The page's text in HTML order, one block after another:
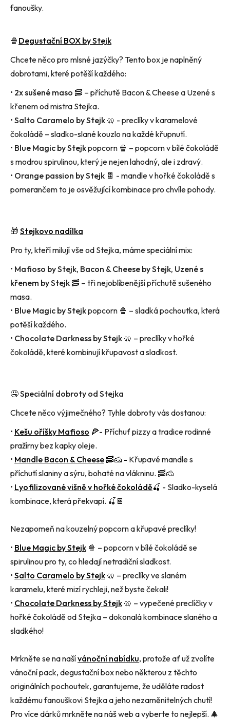
fanoušky.
🍿 Degustační BOX byStejk
Chcete něco pro mlsné jazýčky? Tento box je naplněný
dobrotami, které potěší každého:
• 2x sušené maso 🥓 – příchutě Bacon & Cheese a Uzené s
křenem od mistra Stejka.
• Salto Caramelo by Stejk 🥨 - preclíky v karamelové
čokoládě – sladko-slané kouzlo na každé křupnutí.
• Blue Magic by Stejkpopcorn 🍿 – popcorn v bílé čokoládě
s modrouspirulinou, který je nejen lahodný, ale i zdravý.
• Orange passion by Stejk 🍫 - mandle v hořké čokoládě s
pomerančem to jeosvěžující kombinace pro chvíle pohody.
🎁 Stejkovo nadílka
Pro ty, kteří milují vše od Stejka, máme speciální mix:
• Mafioso by Stejk, Bacon & Cheese by Stejk, Uzené s
křenem by Stejk 🥓 – tři nejoblíbenější příchutě sušeného
masa.
• Blue Magic by Stejkpopcorn 🍿 – sladká pochoutka, která
potěší každého.
• Chocolate Darkness by Stejk 🥨 – preclíky v hořké
čokoládě, které kombinují křupavost a sladkost.
🤤 Speciální dobroty od Stejka
Chcete něco výjimečného? Tyhle dobroty vás dostanou:
• Kešu oříšky Mafioso 🍕- Příchuť pizzy a tradice rodinné
pražírny bez kapky oleje.
• Mandle Bacon & Cheese 🥓🧀 - Křupavé mandle s
příchutí slaniny a sýru, bohaté na vlákninu. 🥓🧀
• Lyofilizované višně v hořké čokoládě🍒 - Sladko-kyselá
kombinace, která překvapí. 🍒🍫
Nezapomeň na kouzelný popcorn a křupavé preclíky!
• Blue Magic byStejk 🍿 – popcorn v bílé čokoládě se
spirulinoupro ty, co hledají netradiční sladkost.
• Salto Caramelo by Stejk 🥨 – preclíky ve slaném
karamelu, které mizí rychleji, než byste čekali!
• Chocolate Darkness by Stejk 🥨 – vypečené preclíčky v
hořké čokoládě od Stejka – dokonalá kombinace slaného a
sladkého!
Mrkněte se na našívánoční nabídku, protože ať už zvolíte
vánočnípack, degustační box nebo některou z těchto
originálních pochoutek, garantujeme, že uděláte radost
každému fanouškovi Stejkaa jeho nezaměnitelných chutí!
Pro více dárků mrkněte na náš web a vyberte to nejlepší. 🎄